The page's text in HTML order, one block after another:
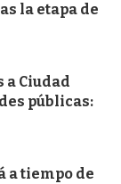
la etapa de
Ciudad
públicas:
a tiempo de